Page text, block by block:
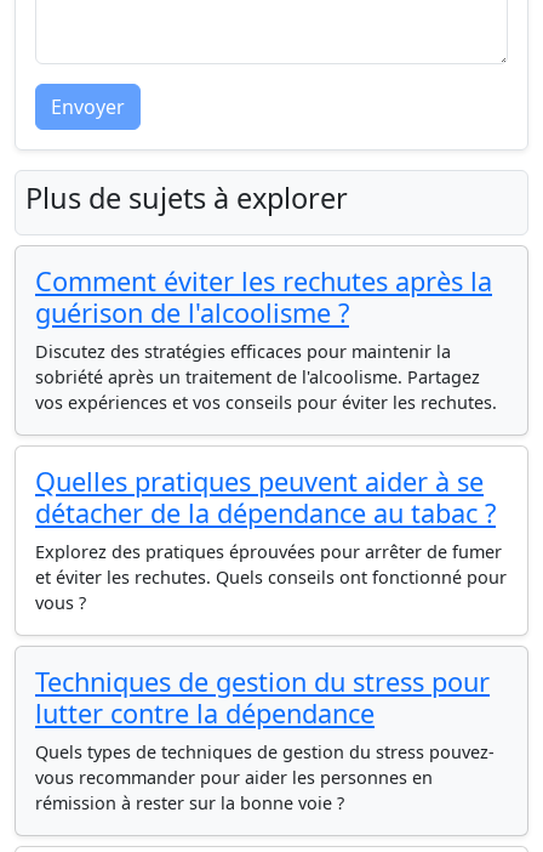
Envoyer
Plus de sujets à explorer
Comment éviter les rechutes après la
guérison de l'alcoolisme ?
Discutez des stratégies efficaces pour maintenir la
sobriété après un traitement de l'alcoolisme. Partagez
vos expériences et vos conseils pour éviter les rechutes.
Quelles pratiques peuvent aider à se
détacher de la dépendance au tabac ?
Explorez des pratiques éprouvées pour arrêter de fumer
et éviter les rechutes. Quels conseils ont fonctionné pour
vous ?
Techniques de gestion du stress pour
lutter contre la dépendance
Quels types de techniques de gestion du stress pouvez-
vous recommander pour aider les personnes en
rémission à rester sur la bonne voie ?